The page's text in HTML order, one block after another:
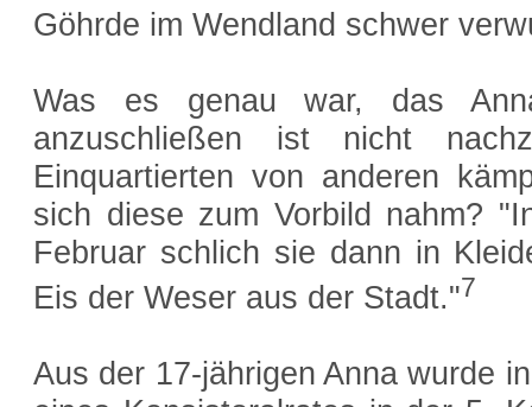
Göhrde im Wendland schwer
Was es genau war, das
anzuschließen ist nicht
Einquartierten von anderen
sich diese zum Vorbild nahm?
Februar schlich sie dann in
Eis der Weser aus der Stadt."7
Aus der 17-jährigen Anna wurde